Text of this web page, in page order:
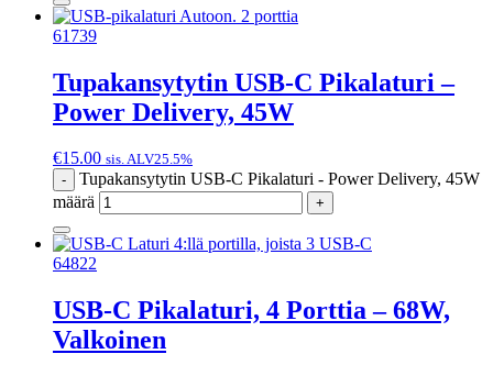
61739
Tupakansytytin USB-C Pikalaturi –
Power Delivery, 45W
€15.00 sis. ALV25.5%
-
Tupakansytytin USB-C Pikalaturi - Power Delivery, 45W
määrä
+
64822
USB-C Pikalaturi, 4 Porttia – 68W,
Valkoinen